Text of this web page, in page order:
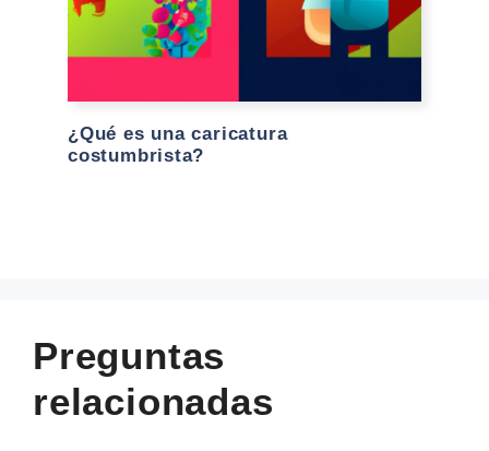
¿Qué es una caricatura
costumbrista?
Preguntas
relacionadas